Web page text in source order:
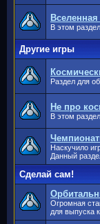
В этом
Другие игры
Раздел для
Не про
В этом
Наскучило
Данный
Сделай сам!
Огромная
для выпуска